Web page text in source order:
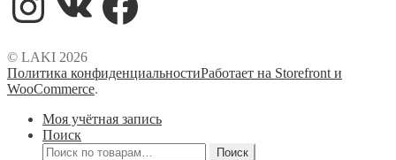
© LAKI 2026
Политика конфиденциальностиРаботает на Storefront и
WooCommerce.
Моя учётная запись
Поиск
Искать:
Поиск